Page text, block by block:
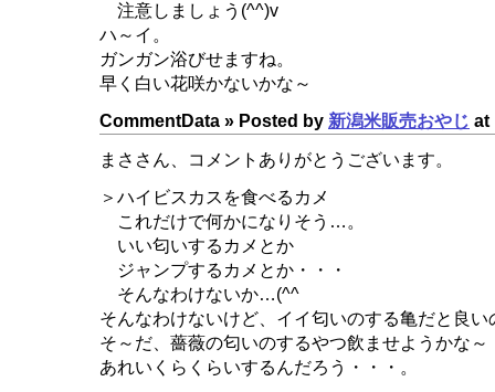
注意しましょう(^^)v
ハ～イ。
ガンガン浴びせますね。
早く白い花咲かないかな～
CommentData » Posted by 新潟米販売おやじ at
まささん、コメントありがとうございます。
＞ハイビスカスを食べるカメ
これだけで何かになりそう…。
いい匂いするカメとか
ジャンプするカメとか・・・
そんなわけないか…(^^ゞ
そんなわけないけど、イイ匂いのする亀だと良い
そ～だ、薔薇の匂いのするやつ飲ませようかな～
あれいくらくらいするんだろう・・・。